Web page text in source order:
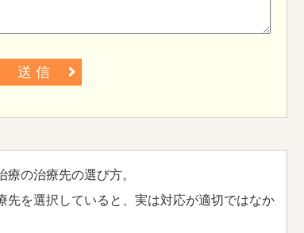
送 信
の治療先の選び方。
先を選択していると、実は対応が適切ではなか